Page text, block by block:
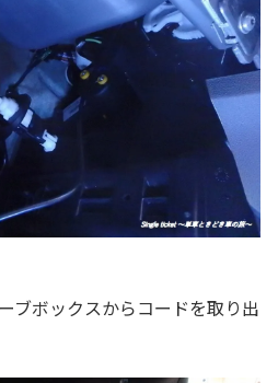
ブボックスからコードを取り出